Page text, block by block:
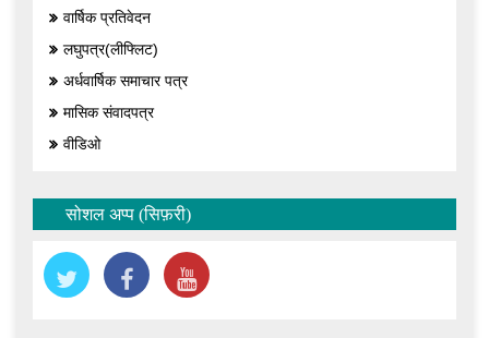
वार्षिक प्रतिवेदन
लघुपत्र(लीफ्लिट)
अर्धवार्षिक समाचार पत्र
मासिक संवादपत्र
वीडिओ
सोशल अप्प (सिफ़री)